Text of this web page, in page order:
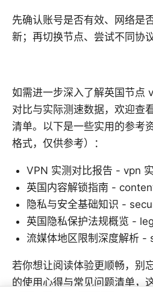
先确认账号是否有效、网络是
新；再切换节点、尝试不同协
如需进一步深入了解英国节点
对比与实际测速数据，欢迎查
清单。以下是一些实用的参考
格式，仅供参考）：
VPN 实测对比报告 - vpn
英国内容解锁指南 -
隐私与安全基础知识 -
英国隐私保护法规概览 -
流媒体地区限制深度解析
若你想让阅读体验更顺畅，别
的使用心得与常见问题清单，